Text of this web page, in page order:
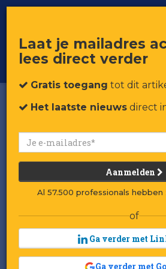
Voor professionals in retail & brands
Laat je mailadres
lees direct verder
Gratis toegang tot dit
Het laatste nieuws direct
Aanmelden
Al 57.500 professionals hebben
of
Ga verder met
Ga verder met